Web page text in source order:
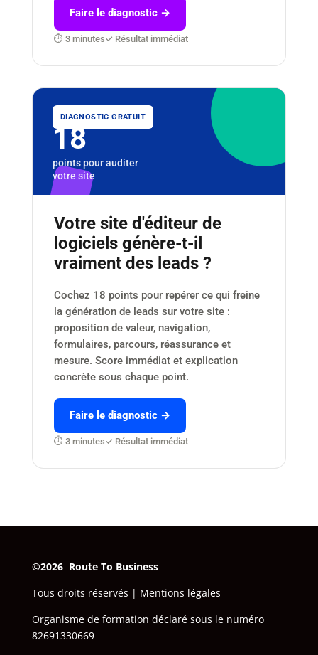
Faire le diagnostic →
⏱ 3 minutes✓ Résultat immédiat
DIAGNOSTIC GRATUIT
18
points pour auditer
votre site
Votre site d'éditeur de
logiciels génère-t-il
vraiment des leads ?
Cochez 18 points pour repérer ce qui freine
la génération de leads sur votre site :
proposition de valeur, navigation,
formulaires, parcours, réassurance et
mesure. Score immédiat et explication
concrète sous chaque point.
Faire le diagnostic →
⏱ 3 minutes✓ Résultat immédiat
©2026 Route To Business‎
Tous droits réservés | Mentions légales
Organisme de formation déclaré sous le numéro
82691330669